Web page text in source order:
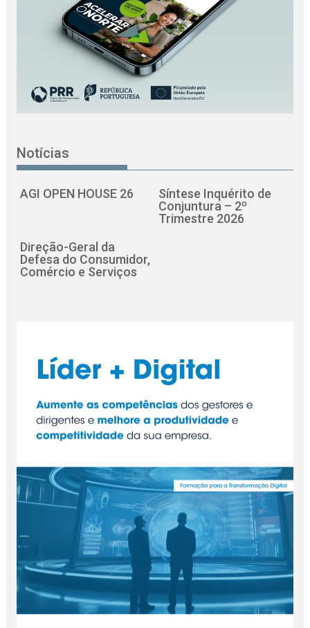
Notícias
AGI OPEN HOUSE 26
Síntese Inquérito de
Conjuntura – 2º
Trimestre 2026
Direção-Geral da
Defesa do Consumidor,
Comércio e Serviços